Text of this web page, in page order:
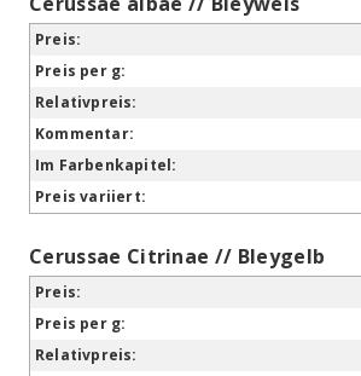
Cerussae Citrinae // Bleygelb